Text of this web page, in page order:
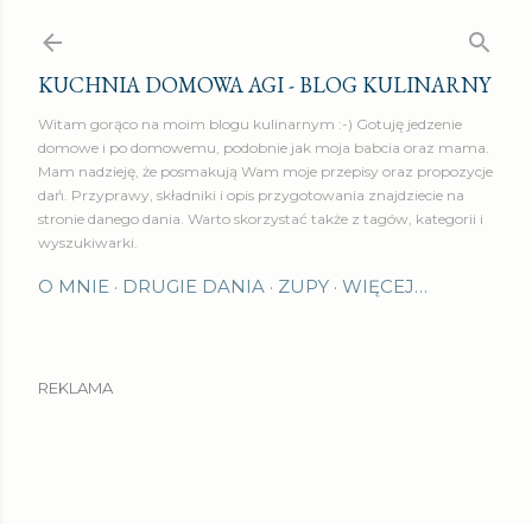
KUCHNIA DOMOWA AGI - BLOG KULINARNY
Witam gorąco na moim blogu kulinarnym :-) Gotuję jedzenie
domowe i po domowemu, podobnie jak moja babcia oraz mama.
Mam nadzieję, że posmakują Wam moje przepisy oraz propozycje
dań. Przyprawy, składniki i opis przygotowania znajdziecie na
stronie danego dania. Warto skorzystać także z tagów, kategorii i
wyszukiwarki.
O MNIE DRUGIE DANIA ZUPY WIĘCEJ…
REKLAMA